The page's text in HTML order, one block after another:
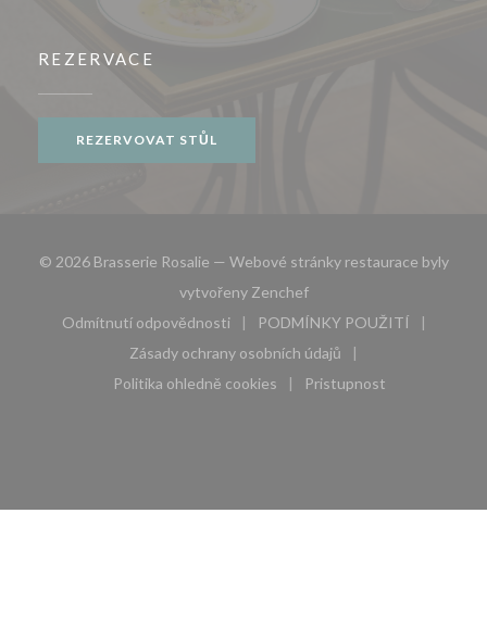
REZERVACE
REZERVOVAT STŮL
© 2026 Brasserie Rosalie — Webové stránky restaurace byly
vytvořeny Zenchef((otevře se v novém okně))
Odmítnutí odpovědnosti
((otevře se v novém okně))
PODMÍNKY POUŽITÍ
((otevře se v novém
Zásady ochrany osobních údajů
((otevře se v novém okně))
Politika ohledně cookies
((otevře se v novém okně))
Pristupnost
((otevře se v novém